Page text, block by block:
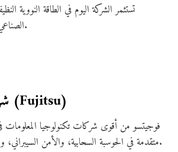
تستثمر الشركة اليوم في الطاقة النووية
الصناعي، وأنظمة المدن الذكية.
6. شركة فوجيتسو (Fujitsu)
فوجيتسو من أقوى شركات تكنولوجيا المعلومات
متقدمة في الحوسبة السحابية، والأمن السيبراني، وتحليل البيانات الضخمة.